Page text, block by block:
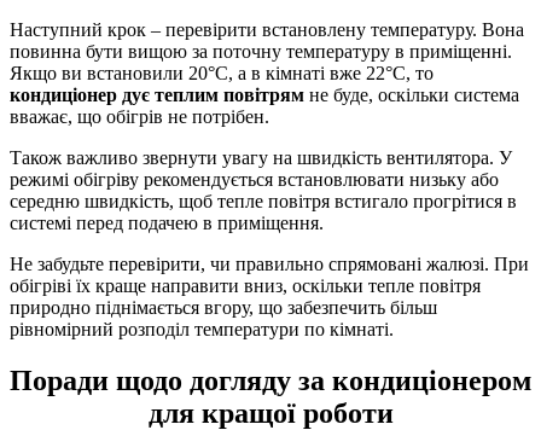
Наступний крок – перевірити встановлену температуру. Вона
повинна бути вищою за поточну температуру в приміщенні.
Якщо ви встановили 20°C, а в кімнаті вже 22°C, то
кондиціонер дує теплим повітрям не буде, оскільки система
вважає, що обігрів не потрібен.
Також важливо звернути увагу на швидкість вентилятора. У
режимі обігріву рекомендується встановлювати низьку або
середню швидкість, щоб тепле повітря встигало прогрітися в
системі перед подачею в приміщення.
Не забудьте перевірити, чи правильно спрямовані жалюзі. При
обігріві їх краще направити вниз, оскільки тепле повітря
природно піднімається вгору, що забезпечить більш
рівномірний розподіл температури по кімнаті.
Поради щодо догляду за кондиціонером
для кращої роботи